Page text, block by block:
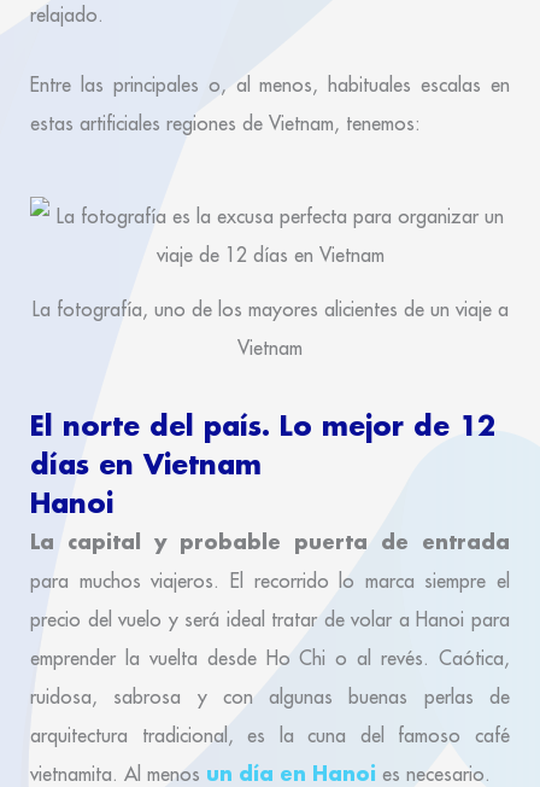
relajado.
Entre las principales o, al menos, habituales escalas en
estas artificiales regiones de Vietnam, tenemos:
La fotografía, uno de los mayores alicientes de un viaje a
Vietnam
El norte del país. Lo mejor de 12
días enVietnam
Hanoi
La capital y probable puerta de entrada
para muchos viajeros. El recorrido lo marca siempre el
precio del vuelo y será ideal tratar de volar a Hanoi para
emprender la vuelta desde Ho Chi o al revés. Caótica,
ruidosa, sabrosa y con algunas buenas perlas de
arquitectura tradicional, es la cuna del famoso café
vietnamita. Al menos un día en Hanoi es necesario.